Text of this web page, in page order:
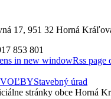
17, 951 32 Horná
853 801
in new windowRss page
VOĽBYStavebný úrad
stránky obce Horná